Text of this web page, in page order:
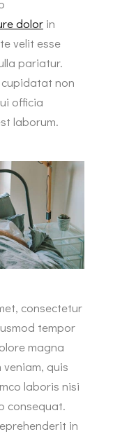
dolor in
velit esse
pariatur.
non
officia
laborum.
consectetur
tempor
magna
quis
laboris nisi
consequat.
in